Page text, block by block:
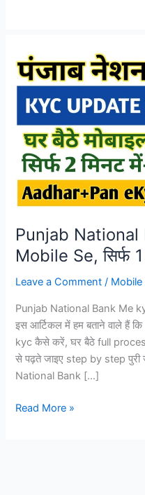
Punjab
Mobile Se, सिर्फ
Leave a Comment / Mobile
Punjab National Bank Me
इस आर्टिकल में हम बताने वाले हैं
kyc कैसे करें, घर बैठे full
से पढ़ते जाइए step by step पुरी
National Bank […]
Punjab
Read More »